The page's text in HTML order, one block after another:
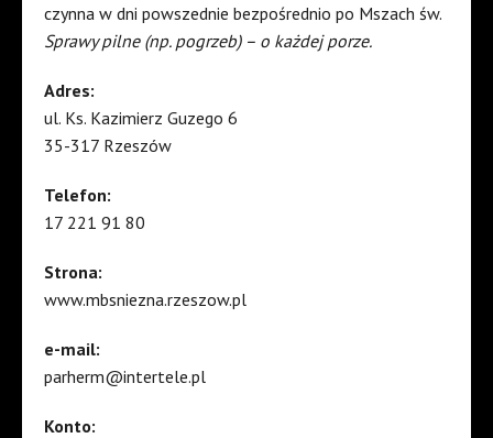
czynna w dni powszednie bezpośrednio po Mszach św.
Sprawy pilne (np. pogrzeb) – o każdej porze.
Adres:
ul. Ks. Kazimierz Guzego 6
35-317 Rzeszów
Telefon:
17 221 91 80
Strona:
www.mbsniezna.rzeszow.pl
e-mail:
parherm@intertele.pl
Konto: